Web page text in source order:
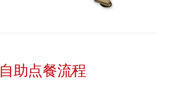
自助点餐流程